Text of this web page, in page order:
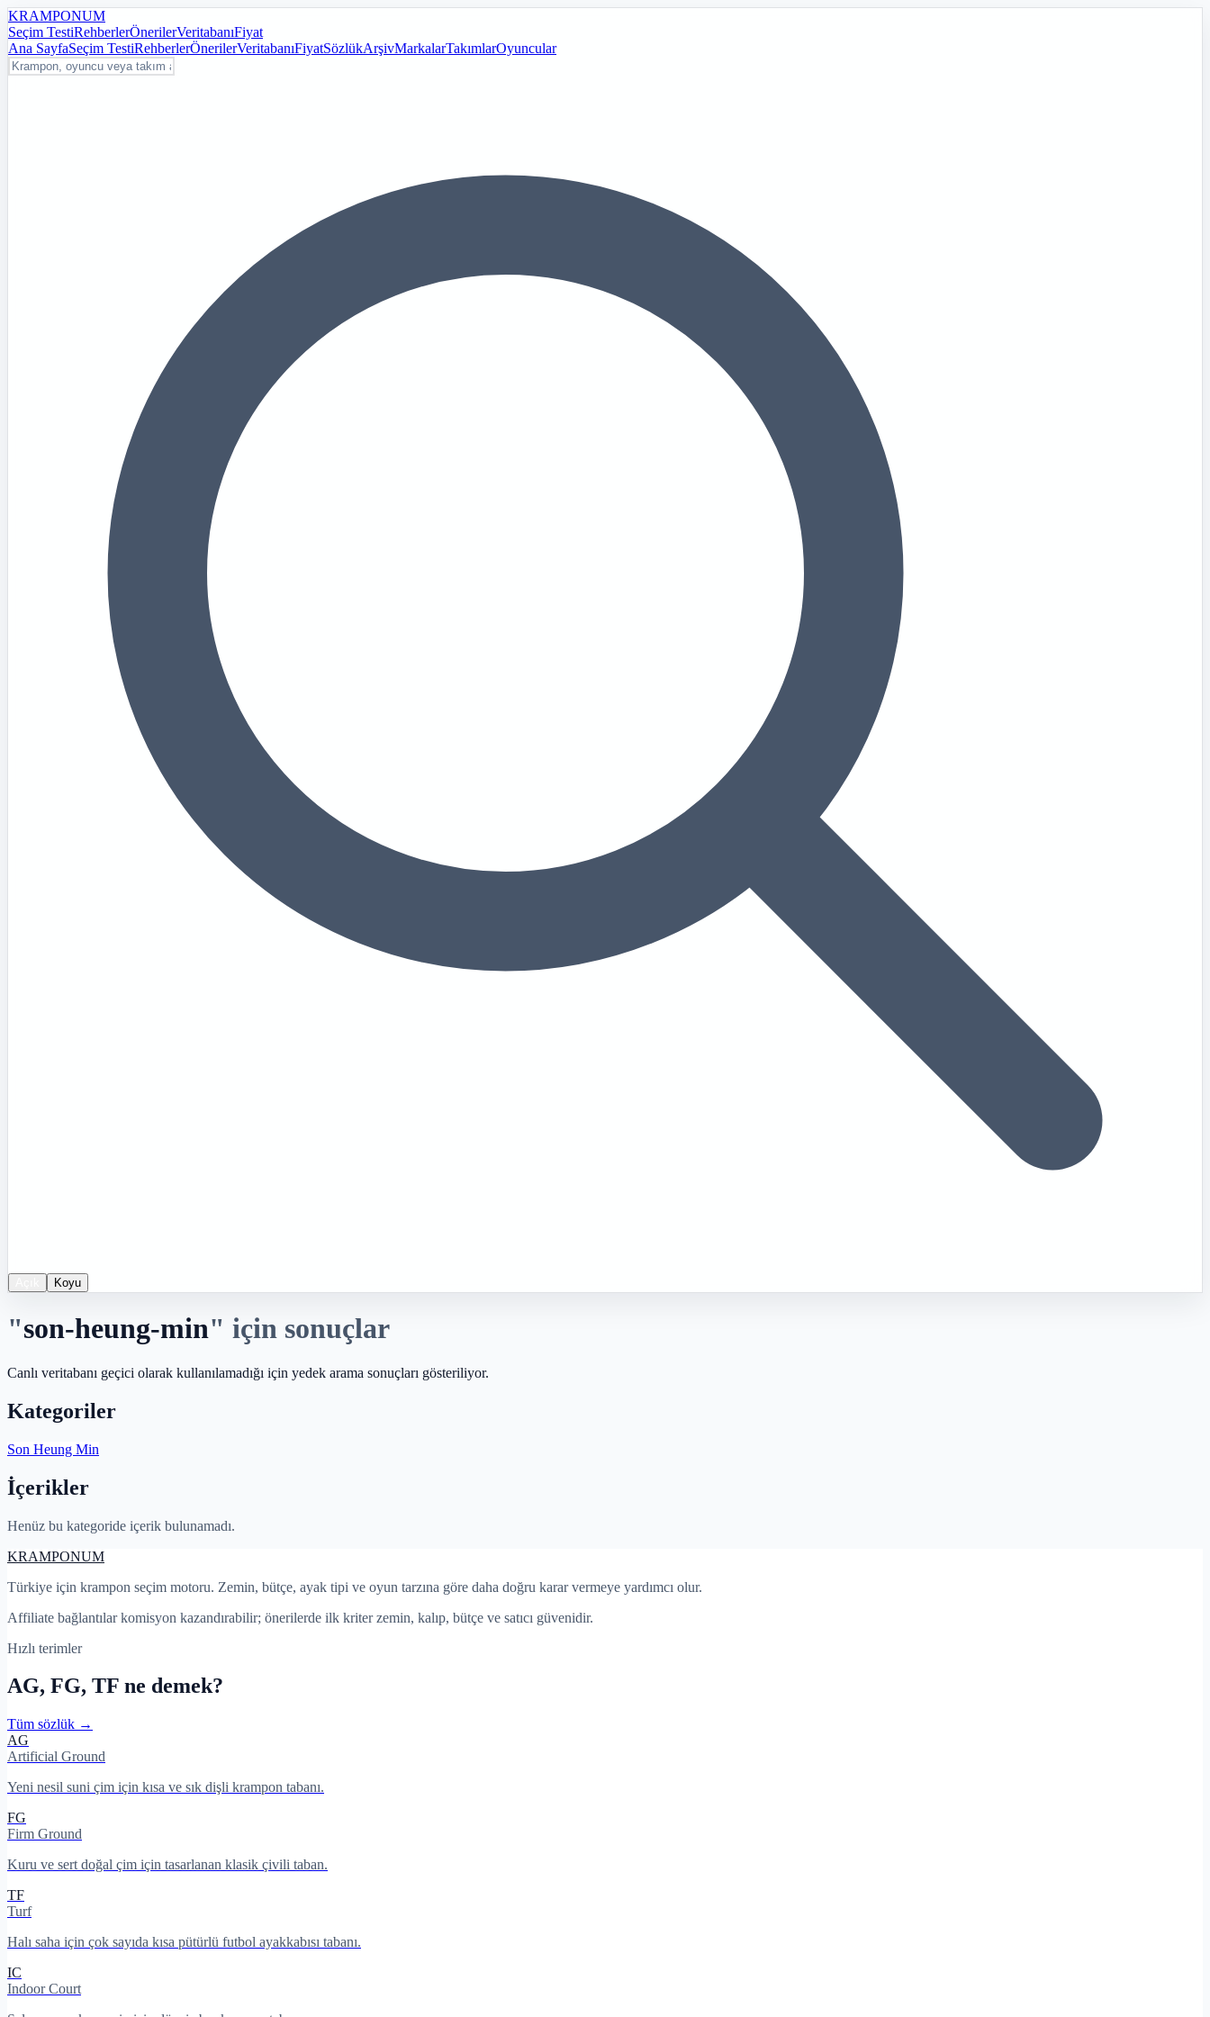
KRAMPONUM
Seçim TestiRehberlerÖnerilerVeritabanıFiyat
Ana SayfaSeçim TestiRehberlerÖnerilerVeritabanıFiyatSözlükArşivMarkalarTakımlarOyuncular
Koyu
"son-heung-min" için sonuçlar
Canlı veritabanı geçici olarak kullanılamadığı için yedek arama sonuçları gösteriliyor.
Kategoriler
Son Heung Min
İçerikler
Henüz bu kategoride içerik bulunamadı.
KRAMPONUM
Türkiye için krampon seçim motoru. Zemin, bütçe, ayak tipi ve oyun tarzına göre daha doğru karar vermeye yardımcı olur.
Affiliate bağlantılar komisyon kazandırabilir; önerilerde ilk kriter zemin, kalıp, bütçe ve satıcı güvenidir.
Hızlı terimler
AG, FG, TF ne demek?
Tüm sözlük →
AG
Artificial Ground
Yeni nesil suni çim için kısa ve sık dişli krampon tabanı.
FG
Firm Ground
Kuru ve sert doğal çim için tasarlanan klasik çivili taban.
TF
Turf
Halı saha için çok sayıda kısa pütürlü futbol ayakkabısı tabanı.
IC
Indoor Court